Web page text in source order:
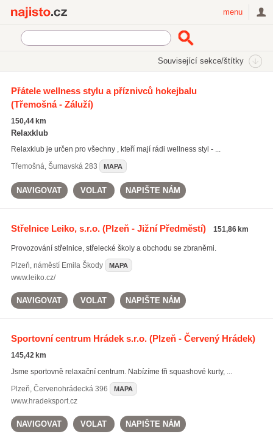
menu
Související sekce/štítky
Sportovní potřeby a vybavení
Sportovní zařízení
Sportovní školy a kurzy
Všechny související sekce
Přátele wellness stylu a příznivců hokejbalu
(Třemošná - Záluží)
150,44 km
Relaxklub
Relaxklub je určen pro všechny , kteří mají rádi wellness styl - ...
Třemošná, Šumavská 283 MAPA
NAVIGOVAT VOLAT NAPIŠTE NÁM
Střelnice Leiko, s.r.o.(Plzeň - Jižní Předměstí) 151,86 km
Provozování střelnice, střelecké školy a obchodu se zbraněmi.
Plzeň, náměstí Emila Škody MAPA
www.leiko.cz/
NAVIGOVAT VOLAT NAPIŠTE NÁM
Sportovní centrum Hrádek s.r.o.(Plzeň - Červený Hrádek)
145,42 km
Jsme sportovně relaxační centrum. Nabízíme tři squashové kurty, ...
Plzeň, Červenohrádecká 396 MAPA
www.hradeksport.cz
NAVIGOVAT VOLAT NAPIŠTE NÁM